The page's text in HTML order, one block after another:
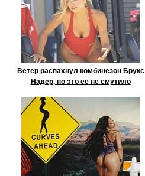
Ветер распахнул комбинезон Брукс
Надер, но это её не смутило